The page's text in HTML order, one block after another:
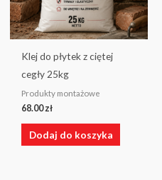
Klej do płytek z ciętej
cegły 25kg
Produkty montażowe
68.00zł
Dodaj do koszyka